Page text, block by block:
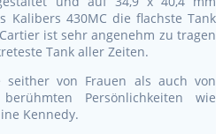
Kalibers 430MC die flachste Tank
ist sehr angenehm zu tragen
Tank aller Zeiten.
seither von Frauen als auch von
Persönlichkeiten wie
Kennedy.